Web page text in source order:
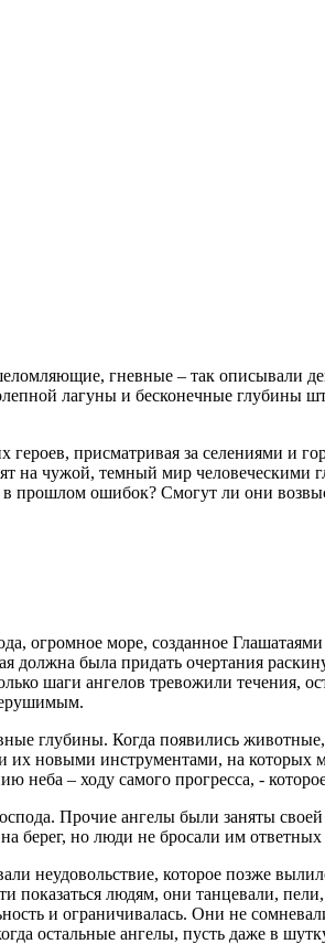
гневные – так описывали
лагуны и бесконечные глубины
присматривая за селениями и
на чужой, темный мир человеческими
прошлом ошибок? Смогут ли они
море, созданное
была придать очертания
шаги ангелов тревожили течения,
глубины. Когда появились
новыми инструментами, на которых
неба – ходу самого прогресса, -
Прочие ангелы были заняты
берег, но люди не бросали им ответных
неудовольствие, которое позже
людям, они танцевали,
и ограничивалась. Они не
остальные ангелы, пусть даже в